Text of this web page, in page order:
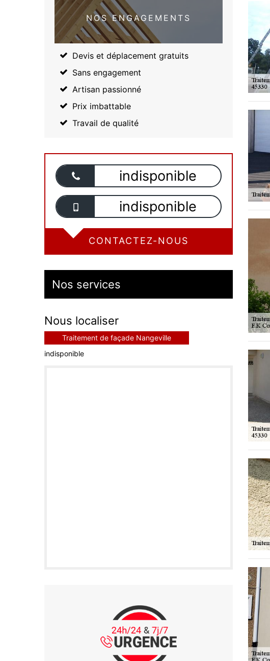
NOS ENGAGEMENTS
Devis et déplacement gratuits
Sans engagement
Artisan passionné
Prix imbattable
Travail de qualité
indisponible
indisponible
CONTACTEZ-NOUS
Nos services
Nous localiser
Traitement de façade Nangeville
indisponible